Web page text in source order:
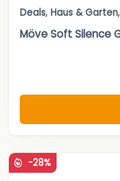
Deals, Haus & Garten,
Möve Soft Silence
-28%